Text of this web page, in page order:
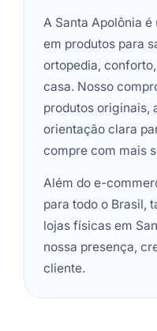
A Santa Apolônia
em produtos para
ortopedia,
casa. Nosso
produtos originais,
orientação clara
compre com mais
Além do e-
para todo o Brasil,
lojas físicas em
nossa presença,
cliente.